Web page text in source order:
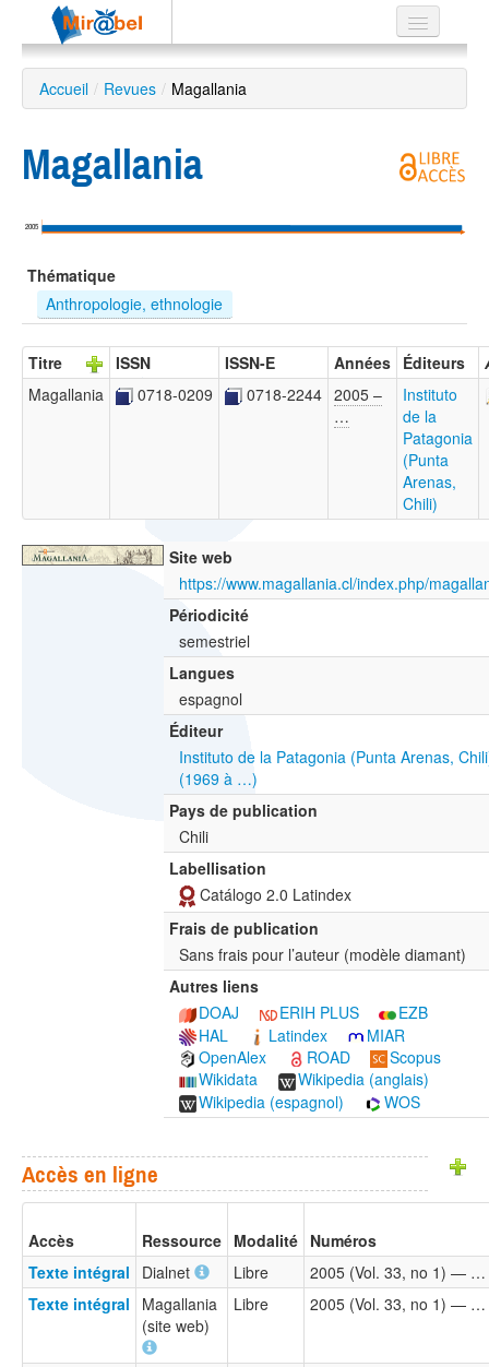
Le réseau
Soutien
Listes
Recherche
avancée
EN
ES
?
Accueil / Revues / Magallania
Magallania
2005
Thématique
Anthropologie, ethnologie
Titre ISSN ISSN-E Années Éditeurs
Magallania
0718-0209 0718-2244 2005 –
…
Instituto
de la
Patagonia
(Punta
Arenas,
Chili)
Site web
https://www.magallania.cl/index.php/
Périodicité
semestriel
Langues
espagnol
Éditeur
Instituto de la Patagonia (Punta Arenas,
(1969 à …)
Pays de publication
Chili
Labellisation
Catálogo 2.0 Latindex
Frais de publication
Sans frais pour l’auteur (modèle diamant)
Autres liens
DOAJ
ERIH PLUS
EZB
HAL
Latindex
MIAR
OpenAlex
ROAD
Scopus
Wikidata
Wikipedia (anglais)
Wikipedia (espagnol)
WOS
Accès en ligne
Accès Ressource Modalité Numéros
Texte intégral
Dialnet Libre
2005 (Vol. 33, no 1) — …
Texte intégral
Magallania
(site web)
Libre 2005 (Vol. 33, no 1) — …